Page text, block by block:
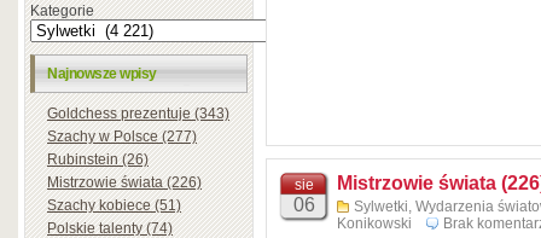
Kategorie
Najnowsze wpisy
Goldchess prezentuje (343)
Szachy w Polsce (277)
Rubinstein (26)
Mistrzowie świata (226)
Szachy kobiece (51)
Polskie talenty (74)
sie
06
Mistrzowie świata
Sylwetki, Wydarzenia
Konikowski
Brak